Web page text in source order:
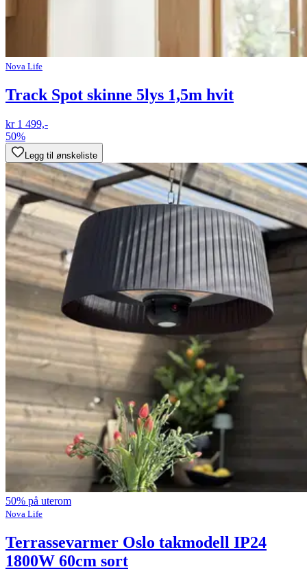
Nova Life
Track Spot skinne 5lys 1,5m hvit
kr 1 499,-
50%
Legg til ønskeliste
50% på uterom
Nova Life
Terrassevarmer Oslo takmodell IP24
1800W 60cm sort